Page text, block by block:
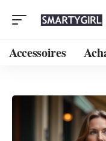
Accessoires